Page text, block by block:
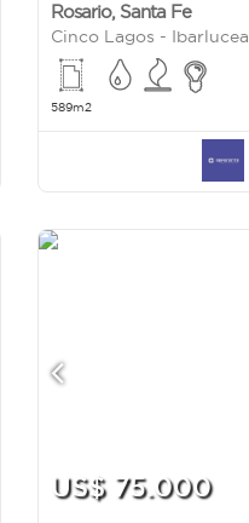
Rosario, Santa Fe
Cinco Lagos - Ibarlucea
589m2
US$ 75.000